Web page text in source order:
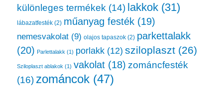
különleges termékek (14) lakkok(31)
lábazatfesték(2) műanyag festék(19)
nemesvakolat(9) olajos tapaszok(2) parkettalakk
(20) Parlettalakk (1) porlakk(12) sziloplaszt(26)
Sziloplaszt ablakok (1) vakolat(18) zománcfesték
(16) zománcok(47)